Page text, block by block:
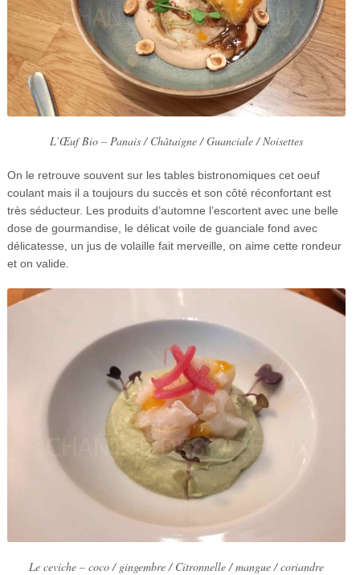
L’Œuf Bio – Panais / Châtaigne / Guanciale / Noisettes
On le retrouve souvent sur les tables bistronomiques cet oeuf
coulant mais il a toujours du succès et son côté réconfortant est
très séducteur. Les produits d’automne l’escortent avec une belle
dose de gourmandise, le délicat voile de guanciale fond avec
délicatesse, un jus de volaille fait merveille, on aime cette rondeur
et on valide.
Le ceviche – coco / gingembre / Citronnelle / mangue / coriandre